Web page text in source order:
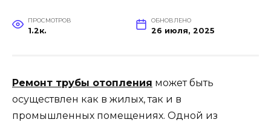
ПРОСМОТРОВ
1.2к.
ОБНОВЛЕНО
26 июля, 2025
Ремонт трубы отопления может быть
осуществлен как в жилых, так и в
промышленных помещениях. Одной из